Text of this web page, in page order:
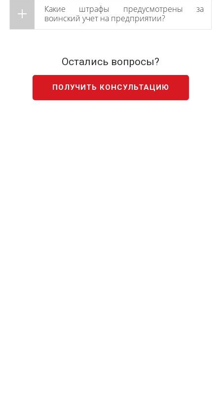
Какие штрафы предусмотрены за
воинский учет на предприятии?
Остались вопросы?
ПОЛУЧИТЬ КОНСУЛЬТАЦИЮ